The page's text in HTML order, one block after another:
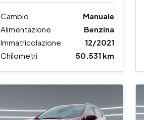
Cambio
Manuale
Alimentazione
Benzina
Immatricolazione
12/2021
Chilometri
50.531 km